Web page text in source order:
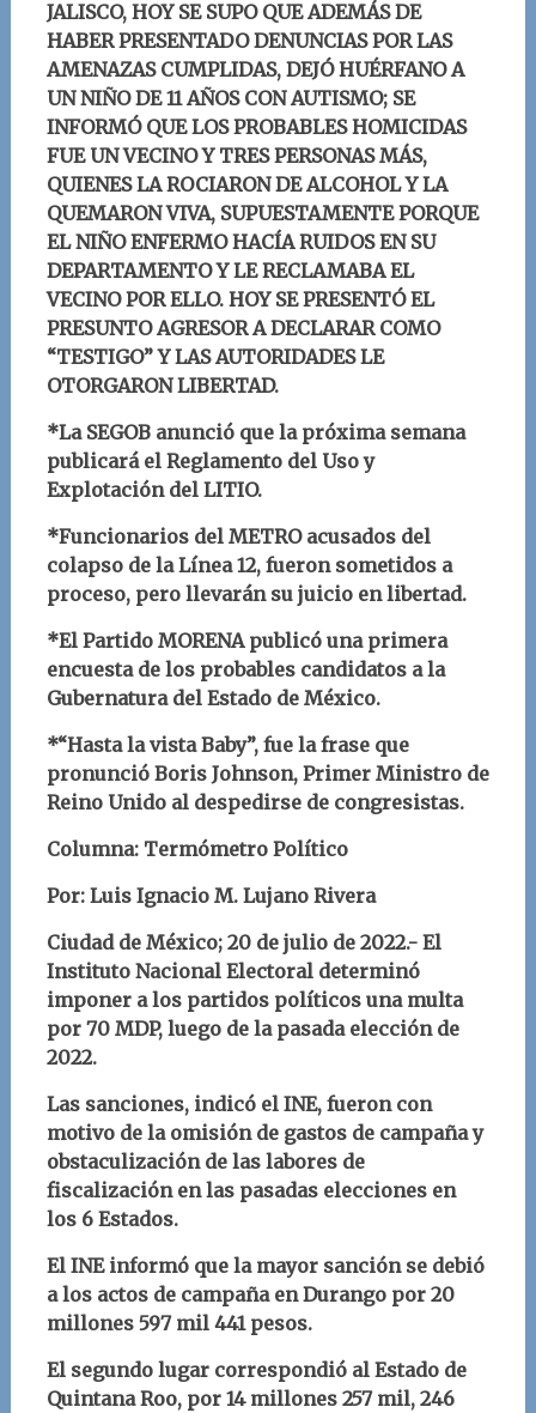
JALISCO, HOY SE SUPO QUE ADEMÁS DE
HABER PRESENTADO DENUNCIAS POR LAS
AMENAZAS CUMPLIDAS, DEJÓ HUÉRFANO A
UN NIÑO DE 11 AÑOS CON AUTISMO; SE
INFORMÓ QUE LOS PROBABLES HOMICIDAS
FUE UN VECINO Y TRES PERSONAS MÁS,
QUIENES LA ROCIARON DE ALCOHOL Y LA
QUEMARON VIVA, SUPUESTAMENTE PORQUE
EL NIÑO ENFERMO HACÍA RUIDOS EN SU
DEPARTAMENTO Y LE RECLAMABA EL
VECINO POR ELLO. HOY SE PRESENTÓ EL
PRESUNTO AGRESOR A DECLARAR COMO
“TESTIGO” Y LAS AUTORIDADES LE
OTORGARON LIBERTAD.
*La SEGOB anunció que la próxima semana
publicará el Reglamento del Uso y
Explotación del LITIO.
*Funcionarios del METRO acusados del
colapso de la Línea 12, fueron sometidos a
proceso, pero llevarán su juicio en libertad.
*El Partido MORENA publicó una primera
encuesta de los probables candidatos a la
Gubernatura del Estado de México.
*“Hasta la vista Baby”, fue la frase que
pronunció Boris Johnson, Primer Ministro de
Reino Unido al despedirse de congresistas.
Columna: Termómetro Político
Por: Luis Ignacio M. Lujano Rivera
Ciudad de México; 20 de julio de 2022.- El
Instituto Nacional Electoral determinó
imponer a los partidos políticos una multa
por 70 MDP, luego de la pasada elección de
2022.
Las sanciones, indicó el INE, fueron con
motivo de la omisión de gastos de campaña y
obstaculización de las labores de
fiscalización en las pasadas elecciones en
los 6 Estados.
El INE informó que la mayor sanción se debió
a los actos de campaña en Durango por 20
millones 597 mil 441 pesos.
El segundo lugar correspondió al Estado de
Quintana Roo, por 14 millones 257 mil, 246